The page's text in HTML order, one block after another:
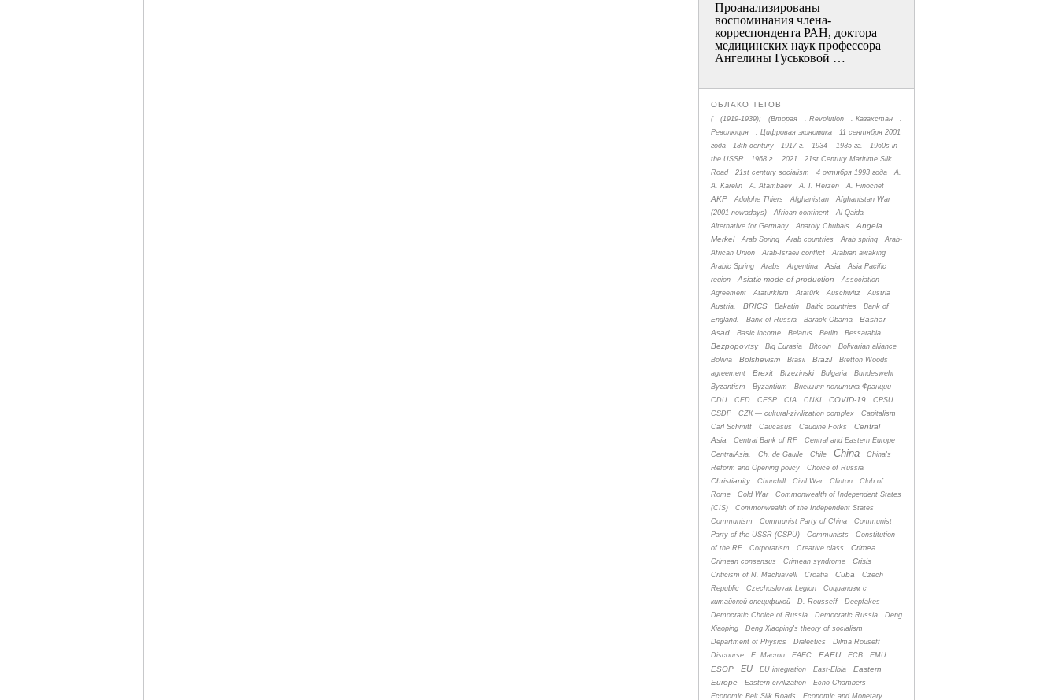
Проанализированы
воспоминания члена­
корреспондента РАН, доктора
медицинских наук профессора
Ангелины Гуськовой …
ОБЛАКО ТЕГОВ
( (1919-1939); (Вторая . Revolution . Казахстан
.
Революция
. Цифровая экономика
11 сентября 2001
года
18th century 1917 г. 1934 – 1935 гг.
1960s in
the USSR
1968 г. 2021
21st Century Maritime Silk
Road
21st century socialism 4 октября 1993 года
A.
A. Karelin
A. Atambaev A. I. Herzen A. Pinochet
AKP Adolphe Thiers Afghanistan
Afghanistan War
(2001-nowadays)
African continent
Al-Qaida
Alternative for Germany
Anatoly Chubais
Angela
Merkel
Arab Spring Arab countries Arab spring
Arab-
African Union
Arab-Israeli conflict
Arabian awaking
Arabic Spring
Arabs Argentina Asia
Asia Pacific
region
Asiatic mode of production
Association
Agreement
Ataturkism Atatürk Auschwitz
Austria
Austria.
BRICS Bakatin Baltic countries
Bank of
England.
Bank of Russia Barack Obama
Bashar
Asad
Basic income Belarus Berlin Bessarabia
Bezpopovtsy Big Eurasia Bitcoin
Bolivarian alliance
Bolivia
Bolshevism Brasil Brazil
Bretton Woods
agreement
Brexit Brzezinski Bulgaria
Bundeswehr
Byzantism
Byzantium
Bнешняя политика Франции
CDU
CFD CFSP CIA CNKI COVID-19
CPSU
CSDP
CZК — cultural-zivilization complex
Capitalism
Carl Schmitt
Caucasus Caudine Forks
Central
Asia
Central Bank of RF
Central and Eastern Europe
CentralAsia.
Ch. de Gaulle Chile China
China's
Reform and Opening policy
Choice of Russia
Christianity Churchill Civil War Clinton
Club of
Rome
Cold War
Commonwealth of Independent States
(CIS)
Commonwealth of the Independent States
Communism
Communist Party of China
Communist
Party of the USSR (CSPU)
Communists
Constitution
of the RF
Corporatism Creative class Crimea
Crimean consensus Crimean syndrome Crisis
Criticism of N. Machiavelli Croatia Cuba
Czech
Republic
Czechoslovak Legion
Cоциализм с
китайской спецификой
D. Rousseff
Deepfakes
Democratic Choice of Russia
Democratic Russia
Deng
Xiaoping
Deng Xiaoping's theory of socialism
Department of Physics
Dialectics
Dilma Rouseff
Discourse
E. Macron EAEC EAEU ECB EMU
ESOP EU EU integration East-Elbia
Eastern
Europe
Eastern civilization
Echo Chambers
Economic Belt Silk Roads
Economic and Monetary